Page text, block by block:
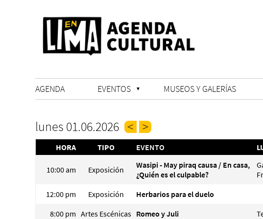
AGENDA EVENTOS MUSEOS Y GALERÍAS
lunes 01.06.2026
HORA TIPO EVENTO
10:00 am Exposición
Wasipi - May piraq causa / En casa,
¿Quién es el culpable?
12:00 pm Exposición Herbarios para el duelo
8:00 pm Artes Escénicas Romeo y Juli